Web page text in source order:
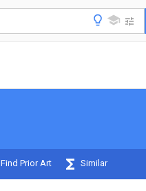
Find Prior Art Similar